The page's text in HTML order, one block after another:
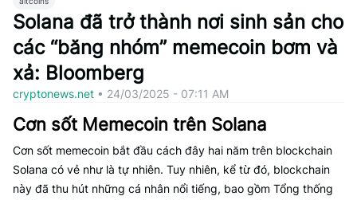
Solana đã trở thành nơi sinh sản cho
các “băng nhóm” memecoin bơm và
xả: Bloomberg
cryptonews.net • 24/03/2025 - 07:11 AM
Cơn sốt Memecoin trên Solana
Cơn sốt memecoin bắt đầu cách đây hai năm trên blockchain
Solana có vẻ như là tự nhiên. Tuy nhiên, kể từ đó, blockchain
này đã thu hút những cá nhân nổi tiếng, bao gồm Tổng thống